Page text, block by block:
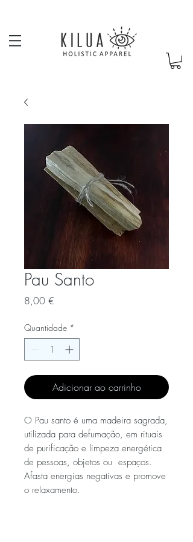
Pau Santo
8,00 €
Quantidade *
Adicionar ao carrinho
O Pau santo é uma madeira sagrada,
utilizada para defumação, em rituais
de purificação e limpeza energética
de pessoas, objetos ou espaços.
Afasta energias negativas e promove
o relaxamento.